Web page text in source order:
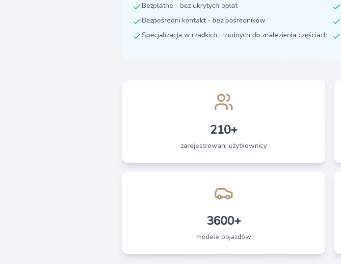
Bezpłatne - bez ukrytych opłat
Bezpośredni kontakt - bez pośredników
Specjalizacja w rzadkich i trudnych do znalezienia częściach
210+
zarejestrowani użytkownicy
3600+
modele pojazdów